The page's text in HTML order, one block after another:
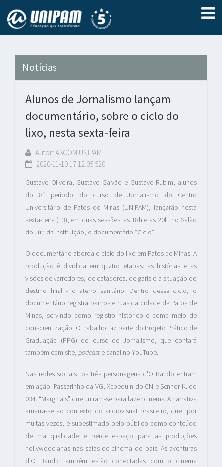
Notícias
Alunos de Jornalismo lançam
documentário, sobre o ciclo do
lixo, nesta sexta-feira
Autor: ASCOM UNIPAM
2020-11-10 17:12:05.520
Gustavo Oliveira, Gustavo Galvão e Gustavo Rubim, alunos
do 8º período do curso de Jornalismo do Centro
Universitário de Patos de Minas (UNIPAM), lançarão nesta
sexta-feira (13), em duas sessões: às 18h e às 20h, no Salão
do Júri da instituição, o documentário “Ciclo”.
O documentário aborda o ciclo do lixo em Patos de Minas. A
produção é dividida em quatro etapas: as histórias e as
visões de varredores, de catadores, de garis e a situação do
destino final - o aterro sanitário. Dentro desse ciclo, o
documentário registra bairros e ruas da cidade de Patos de
Minas, servindo como registro histórico e como meio de
conscientização. O trabalho faz parte do Projeto Prático de
Graduação (PPG) do curso de Jornalismo, que contará
também com site, podcaste canal no YouTube.
Nas redes sociais, os três personagens d'O Bando entram
em ação: Passarinho da VG, Xebequin do CN e Senhor K. do
034. “Marginais” que uniram-se para fazer cinema. A narrativa
amarra-se ao contexto do audiovisual brasileiro, que, por
muitas vezes, é subestimado pelo público como conteúdo
de má qualidade e perde espaço para as produções
hollywoodianas nas salas de cinema do país. As aventuras
d'O Bando também estão conectadas com o cinema